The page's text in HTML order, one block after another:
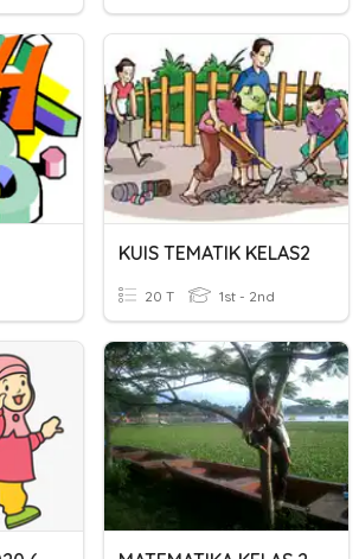
KUIS TEMATIK KELAS2
20 T 1st - 2nd